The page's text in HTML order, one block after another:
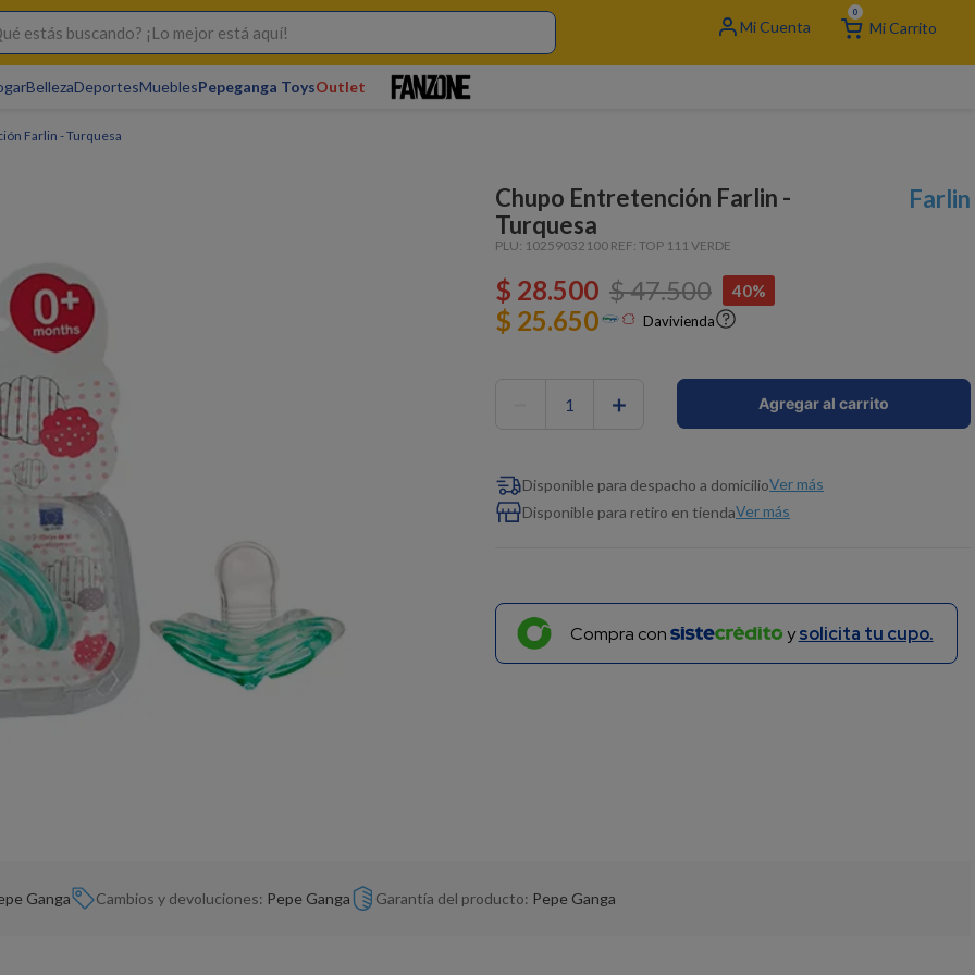
buscando? ¡Lo mejor está aquí! 0
BellezaDeportesMueblesPepeganga ToysOutlet
Farlin - Turquesa
Chupo Entretención Farlin -
Turquesa
PLU: 10259032100 REF: TOP 111 VERDE
Farlin
$ 28.500 $47.500 40%
$ 25.650 Davivienda
＋ Agregar al carrito
Disponible para despacho a domicilioVer más
Disponible para retiro en tiendaVer más
Compra con ysolicita tu cupo.
Ganga Cambios y devoluciones: Pepe Ganga Garantía del producto: Pepe Ganga